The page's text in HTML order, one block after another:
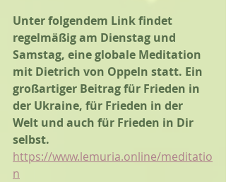
Unter folgendem Link findet
regelmäßig am Dienstag und
Samstag, eine globale Meditation
mit Dietrich von Oppeln statt. Ein
großartiger Beitrag für Frieden in
der Ukraine, für Frieden in der
Welt und auch für Frieden in Dir
selbst.
https://www.lemuria.online/meditatio
n